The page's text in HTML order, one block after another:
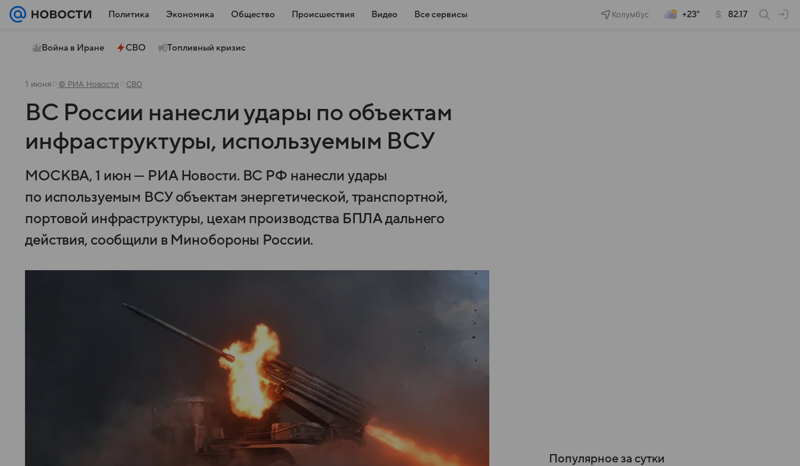
Политика Экономика Общество Происшествия Видео Все сервисы Колумбус +23° 82.17
Война в Иране СВО Топливный кризис
1 июня © РИА Новости СВО
ВС России нанесли удары по объектам
инфраструктуры, используемым ВСУ
МОСКВА, 1 июн — РИА Новости. ВС РФ нанесли удары
по используемым ВСУ объектам энергетической, транспортной,
портовой инфраструктуры, цехам производства БПЛА дальнего
действия, сообщили в Минобороны России.
Популярное за сутки